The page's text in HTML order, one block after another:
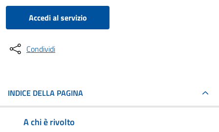
Accedi al servizio
Condividi
INDICE DELLA PAGINA
A chi è rivolto